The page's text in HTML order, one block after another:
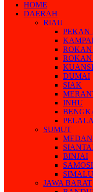
HOME
DAERAH
RIAU
PEKAN
DUMAI
SIAK
INHU
SUMUT
MEDAN
BINJAI
JAWA BARAT